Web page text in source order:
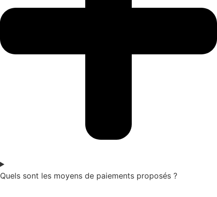
Quels sont les moyens de paiements proposés ?